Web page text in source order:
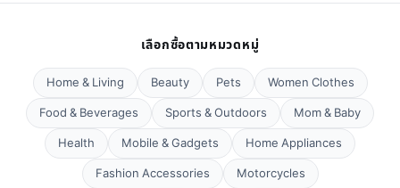
เลือกซื้อตามหมวดหมู่
Home & Living Beauty Pets
Women Clothes
Food & Beverages
Sports & Outdoors
Mom & Baby
Health
Mobile & Gadgets
Home Appliances
Fashion Accessories
Motorcycles